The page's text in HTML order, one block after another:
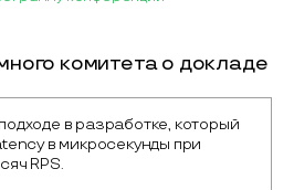
комитета о докладе
в разработке, который
в микросекунды при
RPS.